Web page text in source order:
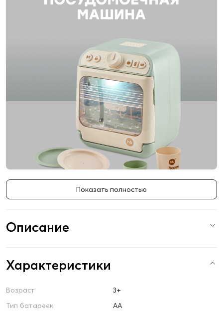
Показать полностью
Описание
Характеристики
Возраст
3+
Тип батареек
АA